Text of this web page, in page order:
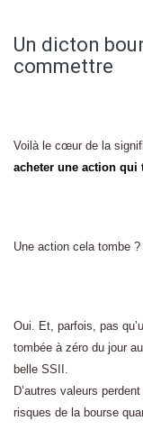
Un dicton
commettre
Voilà le cœur de la
acheter une action qui
Une action cela tombe ?
Oui. Et, parfois, pas
tombée à zéro du jour
belle SSII.
D’autres valeurs perdent
risques de la bourse